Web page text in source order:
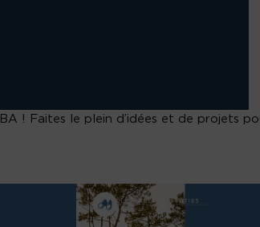
! Faites le plein d’idées et de projets